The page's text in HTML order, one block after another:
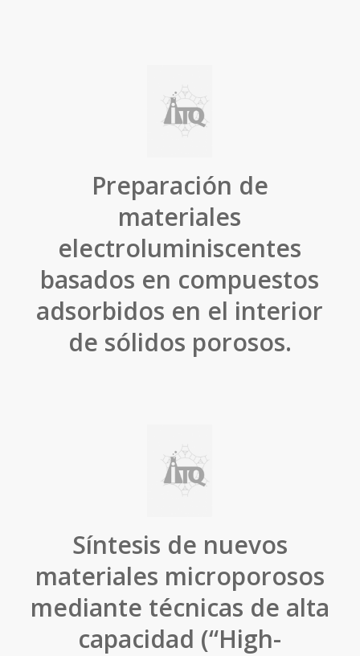
Preparación de
materiales
electroluminiscentes
basados en compuestos
adsorbidos en el interior
de sólidos porosos.
Síntesis de nuevos
materiales microporosos
mediante técnicas de alta
capacidad (“High-